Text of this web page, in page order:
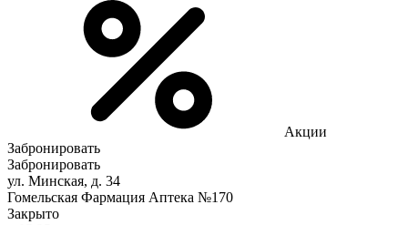
Акции
Забронировать
Забронировать
ул. Минская, д. 34
Гомельская Фармация Аптека №170
Закрыто